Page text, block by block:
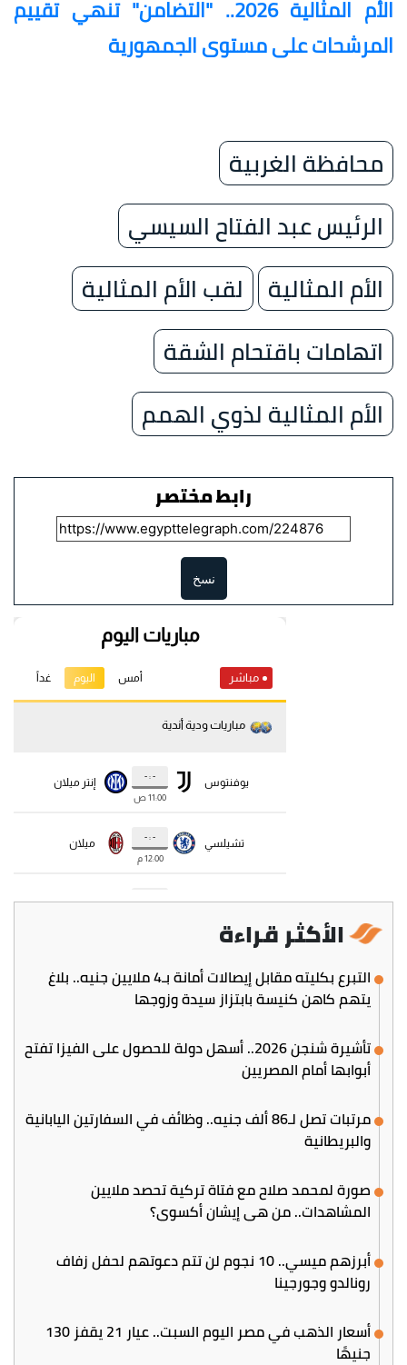
الأم المثالية 2026.. "التضامن" تنهي تقييم
المرشحات على مستوى الجمهورية
محافظة الغربية
الرئيس عبد الفتاح السيسي
الأم المثالية
لقب الأم المثالية
اتهامات باقتحام الشقة
الأم المثالية لذوي الهمم
رابط مختصر
نسخ
الأكثر قراءة
التبرع بكليته مقابل إيصالات أمانة بـ4 ملايين جنيه.. بلاغ
يتهم كاهن كنيسة بابتزاز سيدة وزوجها
تأشيرة شنجن 2026.. أسهل دولة للحصول على الفيزا تفتح
أبوابها أمام المصريين
مرتبات تصل لـ86 ألف جنيه.. وظائف في السفارتين اليابانية
والبريطانية
صورة لمحمد صلاح مع فتاة تركية تحصد ملايين
المشاهدات.. من هي إيشان أكسوي؟
أبرزهم ميسي.. 10 نجوم لن تتم دعوتهم لحفل زفاف
رونالدو وجورجينا
أسعار الذهب في مصر اليوم السبت.. عيار 21 يقفز 130
جنيهًا